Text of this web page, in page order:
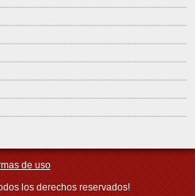
de uso
los derechos reservados!